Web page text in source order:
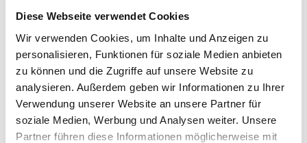
Diese Webseite verwendet Cookies
Wir verwenden Cookies, um Inhalte und Anzeigen zu
personalisieren, Funktionen für soziale Medien anbieten
zu können und die Zugriffe auf unsere Website zu
analysieren. Außerdem geben wir Informationen zu Ihrer
Verwendung unserer Website an unsere Partner für
soziale Medien, Werbung und Analysen weiter. Unsere
Partner führen diese Informationen möglicherweise mit
Dein Urlaub
Plane, wo du übernachtest und isst, was du in jedem
Winkel des Langhe Monferrato Roero unternehmen